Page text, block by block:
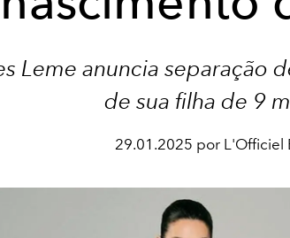
Leme anuncia separação
de sua filha de 9
29.01.2025 por L'Officiel